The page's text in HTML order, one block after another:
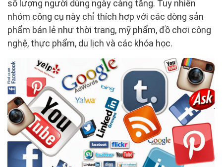
số lượng người dùng ngày càng tăng. Tuy nhiên
nhóm công cụ này chỉ thích hợp với các dòng sản
phẩm bán lẻ như thời trang, mỹ phẩm, đồ chơi công
nghệ, thực phẩm, du lịch và các khóa học.